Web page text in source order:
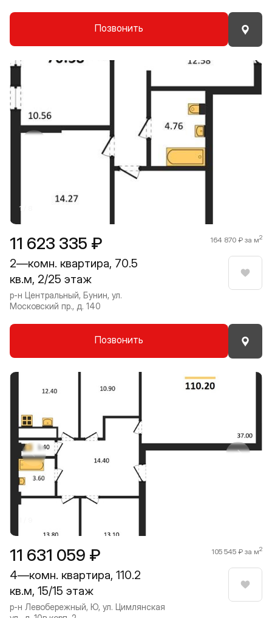
Позвонить
11 623 335 ₽ 164 870 ₽ за м2
2—комн. квартира, 70.5
кв.м, 2/25 этаж
р-н Центральный, Бунин, ул.
Московский пр., д. 140
Позвонить
1 / 8
Прокрутить влево
11 631 059 ₽ 105 545 ₽ за м2
4—комн. квартира, 110.2
кв.м, 15/15 этаж
р-н Левобережный, Ю, ул. Цимлянская
Прокрутить влево